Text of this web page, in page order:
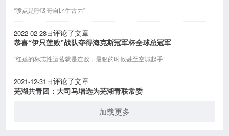
“喷点是呼吸哥自比牛古力”
2022-02-28日评论了文章
恭喜“伊只莲败”战队夺得海克斯冠军杯全球总冠军
“红莲的标志性运营就是连败，最狠的时候甚至空城起手”
2021-12-31日评论了文章
芜湖共青团：大司马增选为芜湖青联常委
加载更多